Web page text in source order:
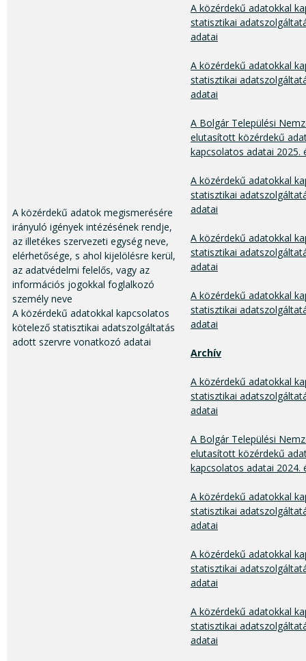
A közérdekű adatok megismerésére
irányuló igények intézésének rendje,
az illetékes szervezeti egység neve,
elérhetősége, s ahol kijelölésre kerül,
az adatvédelmi felelős, vagy az
információs jogokkal foglalkozó
személy neve
A közérdekű adatokkal kapcsolatos
kötelező statisztikai adatszolgáltatás
adott szervre vonatkozó adatai
A közérdekű adatokkal
statisztikai
adatai
A közérdekű adatokkal
statisztikai
adatai
A Bolgár Települési
elutasított közérdekű
kapcsolatos adatai 2025.
A közérdekű adatokkal
statisztikai
adatai
A közérdekű adatokkal
statisztikai
adatai​
A közérdekű adatokkal
statisztikai
adatai​
Archív
A közérdekű adatokkal
statisztikai
adatai
A Bolgár Települési
elutasított közérdekű
kapcsolatos adatai 2024.
A közérdekű adatokkal
statisztikai
adatai
A közérdekű adatokkal
statisztikai
adatai
A közérdekű adatokkal
statisztikai
adatai